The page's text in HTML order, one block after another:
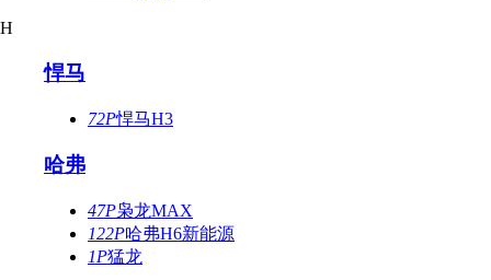
H
悍马
72P悍马H3
哈弗
47P枭龙MAX
122P哈弗H6新能源
1P猛龙